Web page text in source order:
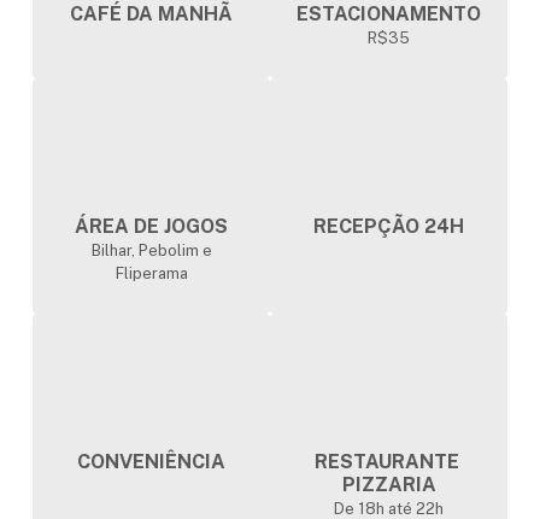
CAFÉ DA MANHÃ ESTACIONAMENTO
R$35
ÁREA DE JOGOS
Bilhar, Pebolim e
Fliperama
RECEPÇÃO 24H
CONVENIÊNCIA
RESTAURANTE
PIZZARIA
De 18h até 22h